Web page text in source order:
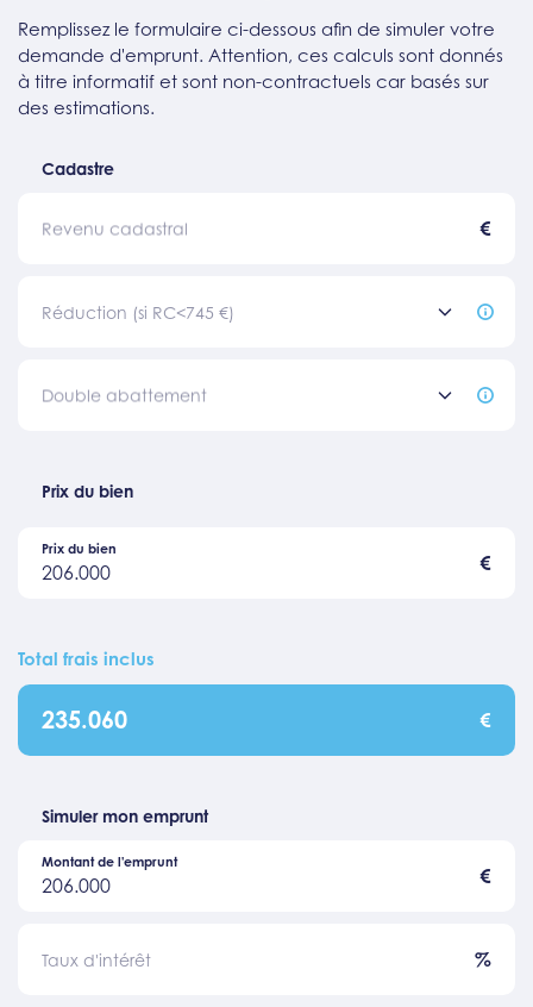
Remplissez le formulaire ci-dessous afin de simuler votre
demande d'emprunt. Attention, ces calculs sont donnés
à titre informatif et sont non-contractuels car basés sur
des estimations.
Cadastre
Revenu cadastral €
Réduction (si RC<745 €)
Double abattement
Prix du bien
206.000
Prix du bien
€
Total frais inclus
235.060 €
Simuler mon emprunt
206.000
Montant de l'emprunt
€
Taux d'intérêt %